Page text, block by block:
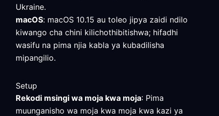
Ukraine.
macOS: macOS 10.15 au toleo jipya zaidi ndilo
kiwango cha chini kilichothibitishwa; hifadhi
wasifu na pima njia kabla ya kubadilisha
mipangilio.
Setup
Rekodi msingi wa moja kwa moja: Pima
muunganisho wa moja kwa moja kwa kazi ya